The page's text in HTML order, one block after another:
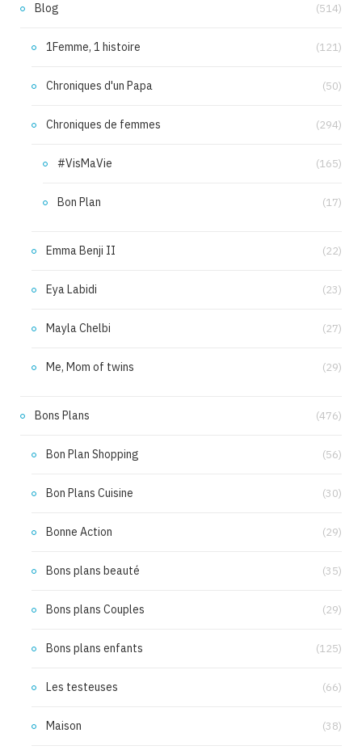
Blog (514)
1Femme, 1 histoire (121)
Chroniques d'un Papa (50)
Chroniques de femmes (294)
#VisMaVie (165)
Bon Plan (17)
Emma Benji II (22)
Eya Labidi (23)
Mayla Chelbi (27)
Me, Mom of twins (29)
Bons Plans (476)
Bon Plan Shopping (56)
Bon Plans Cuisine (30)
Bonne Action (29)
Bons plans beauté (35)
Bons plans Couples (29)
Bons plans enfants (125)
Les testeuses (66)
Maison (38)